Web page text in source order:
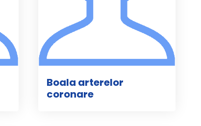
Boala arterelor
coronare